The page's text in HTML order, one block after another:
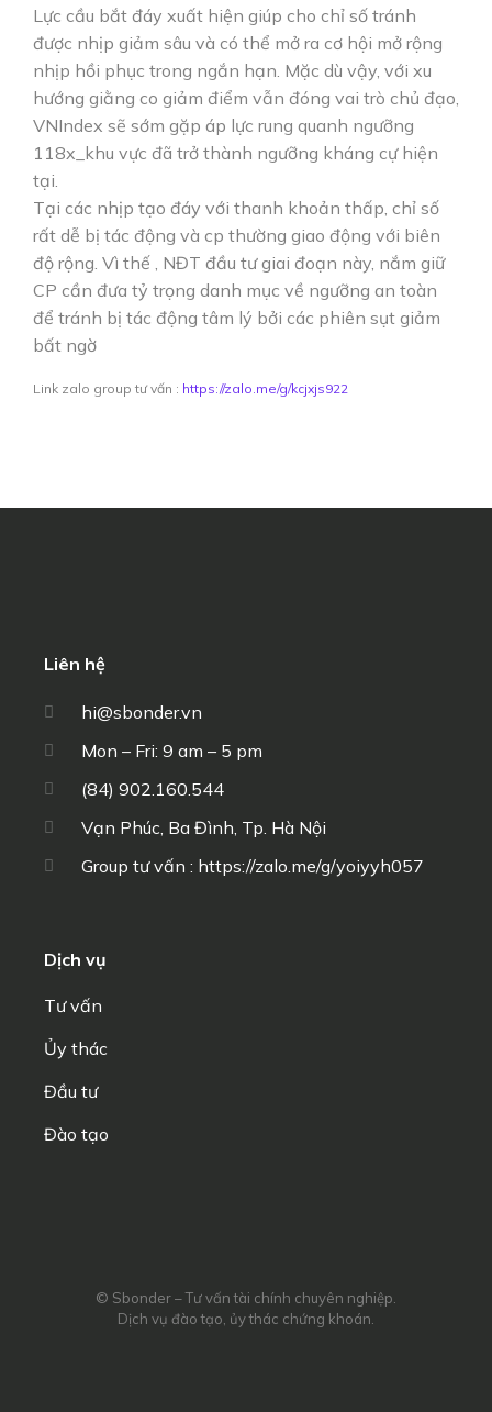
Lực cầu bắt đáy xuất hiện giúp cho chỉ số tránh
được nhịp giảm sâu và có thể mở ra cơ hội mở rộng
nhịp hồi phục trong ngắn hạn. Mặc dù vậy, với xu
hướng giằng co giảm điểm vẫn đóng vai trò chủ đạo,
VNIndex sẽ sớm gặp áp lực rung quanh ngưỡng
118x_khu vực đã trở thành ngưỡng kháng cự hiện
tại.
Tại các nhịp tạo đáy với thanh khoản thấp, chỉ số
rất dễ bị tác động và cp thường giao động với biên
độ rộng. Vì thế , NĐT đầu tư giai đoạn này, nắm giữ
CP cần đưa tỷ trọng danh mục về ngưỡng an toàn
để tránh bị tác động tâm lý bởi các phiên sụt giảm
bất ngờ
Link zalo group tư vấn : https://zalo.me/g/kcjxjs922
Liên hệ
hi@sbonder.vn
Mon – Fri: 9 am – 5 pm
(84) 902.160.544
Vạn Phúc, Ba Đình, Tp. Hà Nội
Group tư vấn : https://zalo.me/g/yoiyyh057
Dịch vụ
Tư vấn
Ủy thác
Đầu tư
Đào tạo
© Sbonder – Tư vấn tài chính chuyên nghiệp.
Dịch vụ đào tạo, ủy thác chứng khoán.